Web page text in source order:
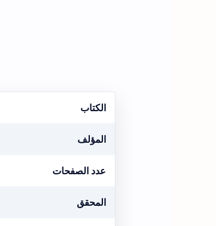
الكتاب
المؤلف
عدد الصفحات
المحقق